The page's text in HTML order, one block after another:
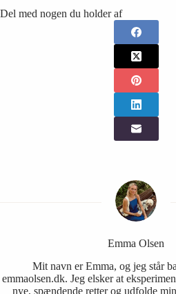
Del med nogen du holder af
Emma Olsen
Mit navn er Emma, og jeg står
emmaolsen.dk. Jeg elsker at
nye, spændende retter og udfolde